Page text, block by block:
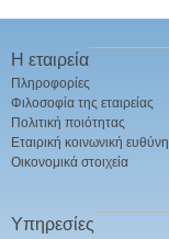
Η εταιρεία
Πληροφορίες
Φιλοσοφία της εταιρείας
Πολιτική ποιότητας
Εταιρική κοινωνική ευθύνη
Οικονομικά στοιχεία
Υπηρεσίες